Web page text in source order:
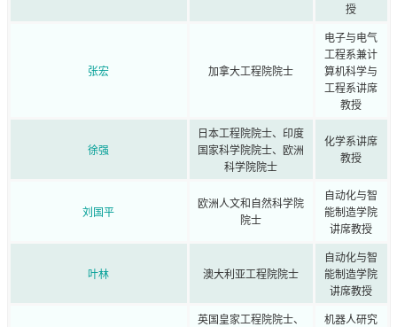
授
张宏 加拿大工程院院士
电子与电气
工程系兼计
算机科学与
工程系讲席
教授
徐强
日本工程院院士、印度
国家科学院院士、欧洲
科学院院士
化学系讲席
教授
刘国平
欧洲人文和自然科学院
院士
自动化与智
能制造学院
讲席教授
叶林 澳大利亚工程院院士
自动化与智
能制造学院
讲席教授
英国皇家工程院院士、
机器人研究